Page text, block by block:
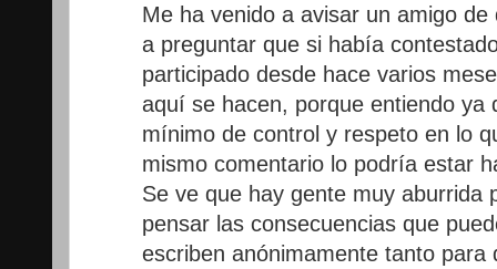
Me ha venido a avisar un amigo
a preguntar que si había
participado desde hace varios
aquí se hacen, porque entiendo ya
mínimo de control y respeto en lo
mismo comentario lo podría estar
Se ve que hay gente muy aburrida
pensar las consecuencias que
escriben anónimamente tanto para